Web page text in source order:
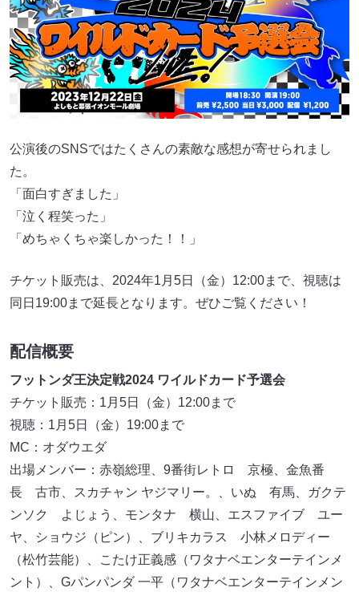
公演後のSNSではたくさんの素敵な感想が寄せられまし
た。
「面白すぎました」
「泣く程笑った」
「めちゃくちゃ楽しかった！！」
チケット販売は、2024年1月5日（金）12:00まで、視聴は
同日19:00まで延長となります。ぜひご覧ください！
配信概要
フットンダ王決定戦2024 ワイルドカード予選会
チケット販売：1月5日（金）12:00まで
視聴：1月5日（金）19:00まで
MC：オダウエダ
出場メンバー：赤嶺総理、9番街レトロ 京極、金魚番
長 古市、スカチャン ヤジマリー。、いぬ 有馬、ガクテ
ンソク よじょう、モンタナ 横山、エスファイブ ユー
ヤ、ショウジ（ピン）、ブリキカラス 小林メロディー
（松竹芸能）、こたけ正義感（ワタナベエンターテインメ
ント）、Gパンパンダ 一平（ワタナベエンターテインメン